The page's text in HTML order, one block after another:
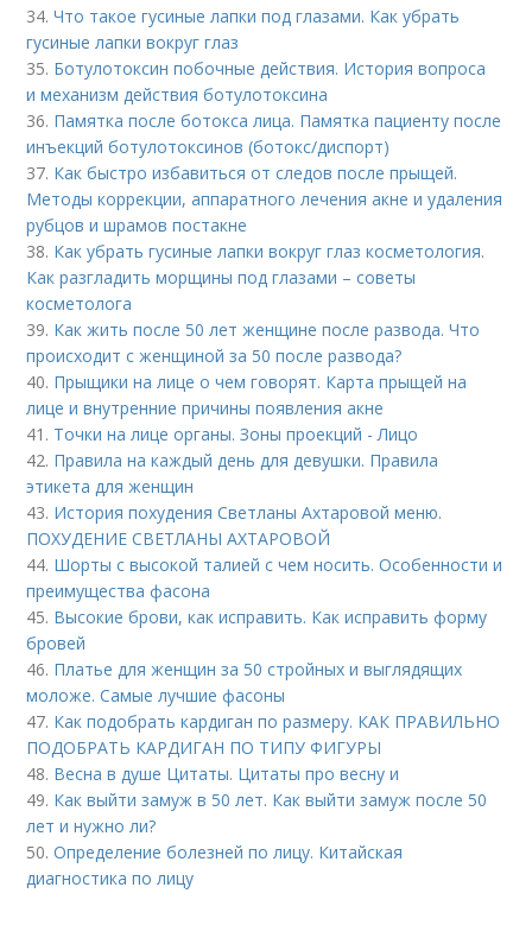
34.Что такое гусиные лапки под глазами. Как убрать
гусиные лапки вокруг глаз
35. Ботулотоксин побочные действия. История вопроса
и механизм действия ботулотоксина
36. Памятка после ботокса лица. Памятка пациенту после
инъекций ботулотоксинов (ботокс/диспорт)
37. Как быстро избавиться от следов после прыщей.
Методы коррекции, аппаратного лечения акне и удаления
рубцов и шрамов постакне
38. Как убрать гусиные лапки вокруг глаз косметология.
Как разгладить морщины под глазами – советы
косметолога
39. Как жить после 50 лет женщине после развода. Что
происходит с женщиной за 50 после развода?
40. Прыщики на лице о чем говорят. Карта прыщей на
лице и внутренние причины появления акне
41. Точки на лице органы. Зоны проекций - Лицо
42. Правила на каждый день для девушки. Правила
этикета для женщин
43. История похудения Светланы Ахтаровой меню.
ПОХУДЕНИЕ СВЕТЛАНЫ АХТАРОВОЙ
44. Шорты с высокой талией с чем носить. Особенности и
преимущества фасона
45. Высокие брови, как исправить. Как исправить форму
бровей
46. Платье для женщин за 50 стройных и выглядящих
моложе. Самые лучшие фасоны
47. Как подобрать кардиган по размеру. КАК ПРАВИЛЬНО
ПОДОБРАТЬ КАРДИГАН ПО ТИПУ ФИГУРЫ
48. Весна в душе Цитаты. Цитаты про весну и
49. Как выйти замуж в 50 лет. Как выйти замуж после 50
лет и нужно ли?
50.Определение болезней по лицу. Китайская
диагностика по лицу